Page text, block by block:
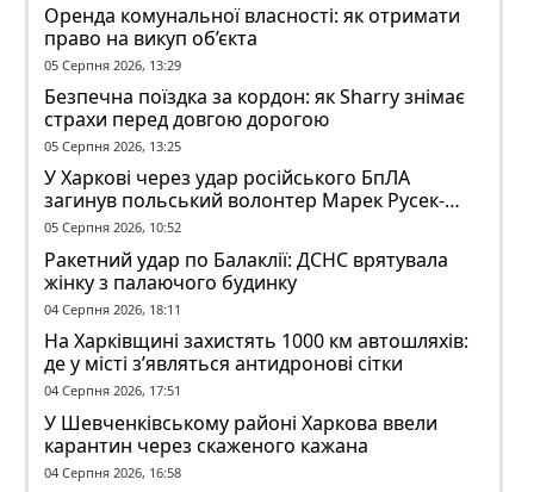
Оренда комунальної власності: як отримати
право на викуп об’єкта
05 Серпня 2026, 13:29
Безпечна поїздка за кордон: як Sharry знімає
страхи перед довгою дорогою
05 Серпня 2026, 13:25
У Харкові через удар російського БпЛА
загинув польський волонтер Марек Русек-
Вольський
05 Серпня 2026, 10:52
Ракетний удар по Балаклії: ДСНС врятувала
жінку з палаючого будинку
04 Серпня 2026, 18:11
На Харківщині захистять 1000 км автошляхів:
де у місті з’являться антидронові сітки
04 Серпня 2026, 17:51
У Шевченківському районі Харкова ввели
карантин через скаженого кажана
04 Серпня 2026, 16:58